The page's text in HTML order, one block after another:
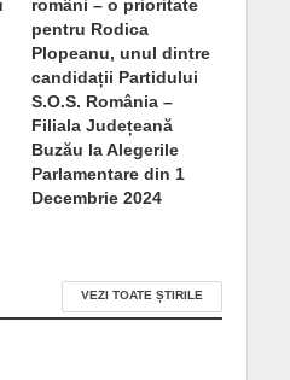
români – o prioritate
pentru Rodica
Plopeanu, unul dintre
candidații Partidului
S.O.S. România –
Filiala Județeană
Buzău la Alegerile
Parlamentare din 1
Decembrie 2024
VEZI TOATE ȘTIRILE